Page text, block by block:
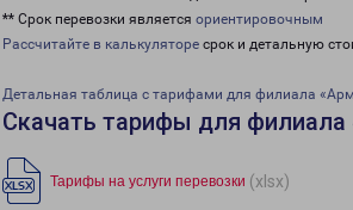
** Срок перевозки является ориентировочным
Рассчитайте в калькуляторе срок и детальную
Детальная таблица с тарифами для филиала
Скачать тарифы для филиала
Тарифы на услуги перевозки (xlsx)